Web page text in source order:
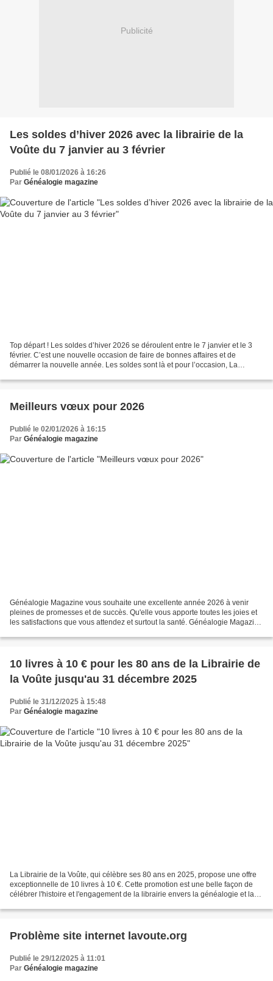
Publicité
Les soldes d’hiver 2026 avec la librairie de la
Voûte du 7 janvier au 3 février
Publié le 08/01/2026 à 16:26
Par Généalogie magazine
Top départ ! Les soldes d’hiver 2026 se déroulent entre le 7 janvier et le 3
février. C’est une nouvelle occasion de faire de bonnes affaires et de
démarrer la nouvelle année. Les soldes sont là et pour l’occasion, La
Meilleurs vœux pour 2026
Publié le 02/01/2026 à 16:15
Par Généalogie magazine
Généalogie Magazine vous souhaite une excellente année 2026 à venir
pleines de promesses et de succès. Qu'elle vous apporte toutes les joies et
les satisfactions que vous attendez et surtout la santé. Généalogie Magazine
10 livres à 10 € pour les 80 ans de la Librairie de
la Voûte jusqu'au 31 décembre 2025
Publié le 31/12/2025 à 15:48
Par Généalogie magazine
La Librairie de la Voûte, qui célèbre ses 80 ans en 2025, propose une offre
exceptionnelle de 10 livres à 10 €. Cette promotion est une belle façon de
célébrer l'histoire et l'engagement de la librairie envers la généalogie et la
Problème site internet lavoute.org
Publié le 29/12/2025 à 11:01
Par Généalogie magazine